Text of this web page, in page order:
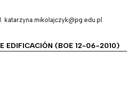
katarzyna.mikolajczyk@pg.edu.pl
EDIFICACIÓN (BOE 12-06-2010)